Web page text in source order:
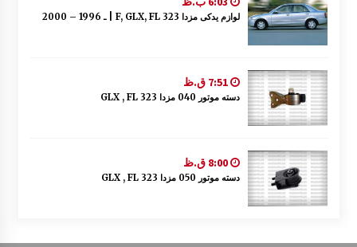
لوازم یدکی مزدا 323 F, GLX, FL | ـ 1996 – 2000
7:51 ق.ظ
دسته موتور 040 مزدا 323 GLX , FL
8:00 ق.ظ
دسته موتور 050 مزدا 323 GLX , FL